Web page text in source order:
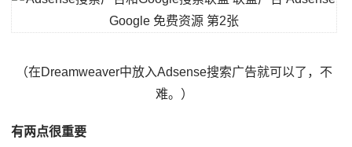
（在Dreamweaver中放入Adsense搜索广告就可以了，不
难。）
有两点很重要